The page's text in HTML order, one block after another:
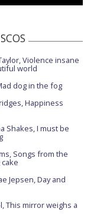
Violence insane
world
dog in the fog
Happiness
Shakes, I must be
Songs from the
Jepsen, Day and
This mirror weighs a